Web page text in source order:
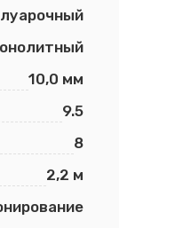
10,0 мм
9.5
8
2,2 м